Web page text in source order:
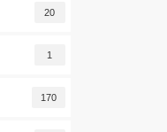
20
1
170